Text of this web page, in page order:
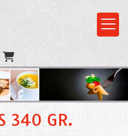
340 GR.